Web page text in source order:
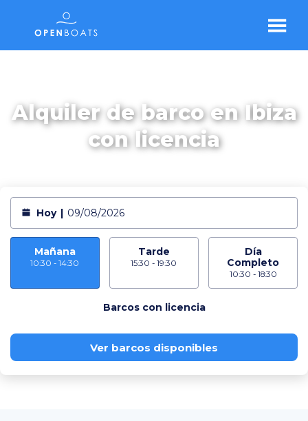
Alquiler de barco en Ibiza
con licencia
Hoy | 09/08/2026
Mañana
10:30 - 14:30
Tarde
15:30 - 19:30
Día
Completo
10:30 - 18:30
Barcos con licencia
Ver barcos disponibles